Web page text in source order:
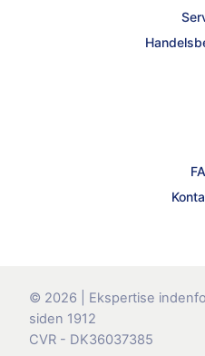
© 2026 | Ekspertise
siden 1912
CVR - DK36037385